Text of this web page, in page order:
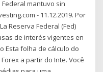
mantuvo sin
- 11.12.2019. Por
Reserva Federal (Fed)
de interés vigentes en
Esta folha de cálculo do
a partir do Inte. Você